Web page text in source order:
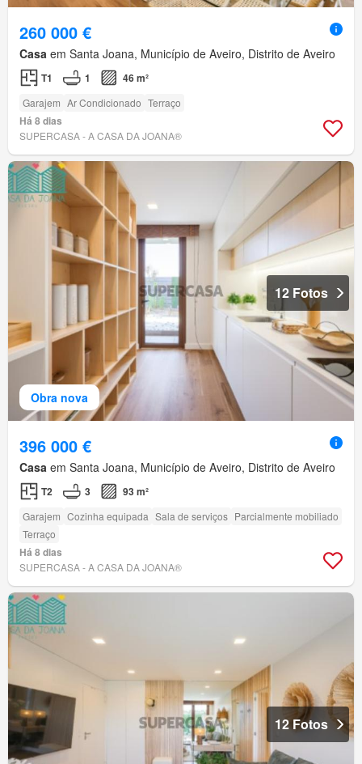
260 000 €
Casa em Santa Joana, Município de Aveiro, Distrito de Aveiro
T1 1 46 m²
Garajem Ar Condicionado Terraço
Há 8 dias
SUPERCASA - A CASA DA JOANA®
Obra nova
12 Fotos
396 000 €
Casa em Santa Joana, Município de Aveiro, Distrito de Aveiro
T2 3 93 m²
Garajem Cozinha equipada Sala de serviços Parcialmente mobiliado
Terraço
Há 8 dias
SUPERCASA - A CASA DA JOANA®
12 Fotos